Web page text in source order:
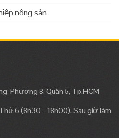
nông sản
Phường 8, Quân 5, Tp.HCM
6 (8h30 – 18h00). Sau giờ làm